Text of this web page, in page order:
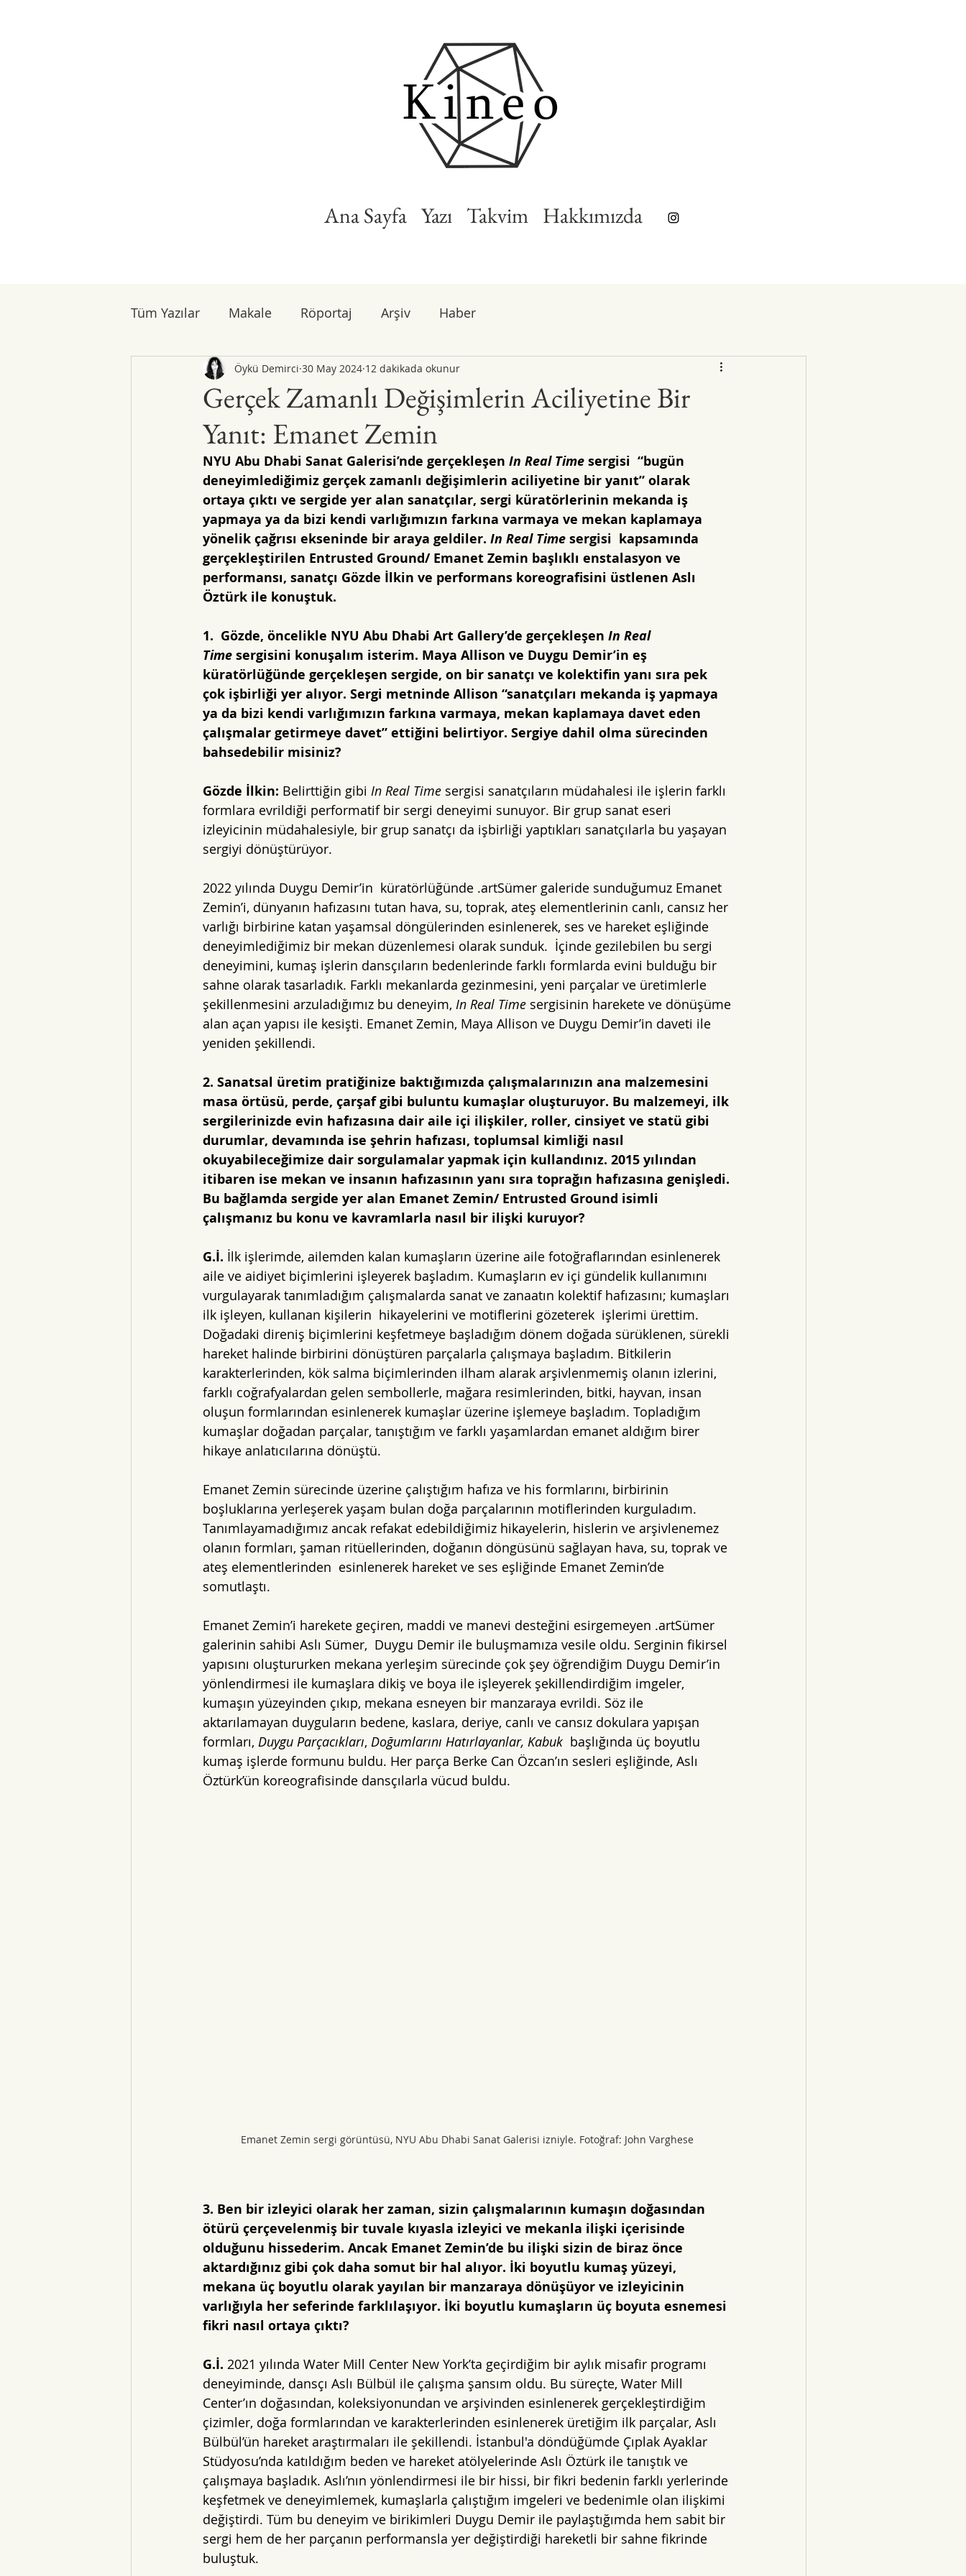
Ana Sayfa Yazı Takvim Hakkımızda
Tüm Yazılar Makale Röportaj Arşiv Haber
Gerçek Zamanlı Değişimlerin Aciliyetine Bir
Yanıt: Emanet Zemin
Öykü Demirci 30 May 2024 12 dakikada okunur
NYU Abu Dhabi Sanat Galerisi’nde gerçekleşen In Real Time sergisi  “bugün
deneyimlediğimiz gerçek zamanlı değişimlerin aciliyetine bir yanıt” olarak
ortaya çıktı ve sergide yer alan sanatçılar, sergi küratörlerinin mekanda iş
yapmaya ya da bizi kendi varlığımızın farkına varmaya ve mekan kaplamaya
yönelik çağrısı ekseninde bir araya geldiler. In Real Time sergisi  kapsamında
gerçekleştirilen Entrusted Ground/ Emanet Zemin başlıklı enstalasyon ve
performansı, sanatçı Gözde İlkin ve performans koreografisini üstlenen Aslı
Öztürk ile konuştuk.
1.  Gözde, öncelikle NYU Abu Dhabi Art Gallery’de gerçekleşen In Real
Time sergisini konuşalım isterim. Maya Allison ve Duygu Demir’in eş
küratörlüğünde gerçekleşen sergide, on bir sanatçı ve kolektifin yanı sıra pek
çok işbirliği yer alıyor. Sergi metninde Allison “sanatçıları mekanda iş yapmaya
ya da bizi kendi varlığımızın farkına varmaya, mekan kaplamaya davet eden
çalışmalar getirmeye davet” ettiğini belirtiyor. Sergiye dahil olma sürecinden
bahsedebilir misiniz?
Gözde İlkin: Belirttiğin gibi In Real Time sergisi sanatçıların müdahalesi ile işlerin farklı
formlara evrildiği performatif bir sergi deneyimi sunuyor. Bir grup sanat eseri
izleyicinin müdahalesiyle, bir grup sanatçı da işbirliği yaptıkları sanatçılarla bu yaşayan
sergiyi dönüştürüyor.
2022 yılında Duygu Demir’in  küratörlüğünde .artSümer galeride sunduğumuz Emanet
Zemin’i, dünyanın hafızasını tutan hava, su, toprak, ateş elementlerinin canlı, cansız her
varlığı birbirine katan yaşamsal döngülerinden esinlenerek, ses ve hareket eşliğinde
deneyimlediğimiz bir mekan düzenlemesi olarak sunduk.  İçinde gezilebilen bu sergi
deneyimini, kumaş işlerin dansçıların bedenlerinde farklı formlarda evini bulduğu bir
sahne olarak tasarladık. Farklı mekanlarda gezinmesini, yeni parçalar ve üretimlerle
şekillenmesini arzuladığımız bu deneyim, In Real Time sergisinin harekete ve dönüşüme
alan açan yapısı ile kesişti. Emanet Zemin, Maya Allison ve Duygu Demir’in daveti ile
yeniden şekillendi.
2. Sanatsal üretim pratiğinize baktığımızda çalışmalarınızın ana malzemesini
masa örtüsü, perde, çarşaf gibi buluntu kumaşlar oluşturuyor. Bu malzemeyi, ilk
sergilerinizde evin hafızasına dair aile içi ilişkiler, roller, cinsiyet ve statü gibi
durumlar, devamında ise şehrin hafızası, toplumsal kimliği nasıl
okuyabileceğimize dair sorgulamalar yapmak için kullandınız. 2015 yılından
itibaren ise mekan ve insanın hafızasının yanı sıra toprağın hafızasına genişledi.
Bu bağlamda sergide yer alan Emanet Zemin/ Entrusted Ground isimli
çalışmanız bu konu ve kavramlarla nasıl bir ilişki kuruyor?
G.İ. İlk işlerimde, ailemden kalan kumaşların üzerine aile fotoğraflarından esinlenerek
aile ve aidiyet biçimlerini işleyerek başladım. Kumaşların ev içi gündelik kullanımını
vurgulayarak tanımladığım çalışmalarda sanat ve zanaatın kolektif hafızasını; kumaşları
ilk işleyen, kullanan kişilerin  hikayelerini ve motiflerini gözeterek  işlerimi ürettim.
Doğadaki direniş biçimlerini keşfetmeye başladığım dönem doğada sürüklenen, sürekli
hareket halinde birbirini dönüştüren parçalarla çalışmaya başladım. Bitkilerin
karakterlerinden, kök salma biçimlerinden ilham alarak arşivlenmemiş olanın izlerini,
farklı coğrafyalardan gelen sembollerle, mağara resimlerinden, bitki, hayvan, insan
oluşun formlarından esinlenerek kumaşlar üzerine işlemeye başladım. Topladığım
kumaşlar doğadan parçalar, tanıştığım ve farklı yaşamlardan emanet aldığım birer
hikaye anlatıcılarına dönüştü.
Emanet Zemin sürecinde üzerine çalıştığım hafıza ve his formlarını, birbirinin
boşluklarına yerleşerek yaşam bulan doğa parçalarının motiflerinden kurguladım.
Tanımlayamadığımız ancak refakat edebildiğimiz hikayelerin, hislerin ve arşivlenemez
olanın formları, şaman ritüellerinden, doğanın döngüsünü sağlayan hava, su, toprak ve
ateş elementlerinden  esinlenerek hareket ve ses eşliğinde Emanet Zemin’de
somutlaştı.
Emanet Zemin’i harekete geçiren, maddi ve manevi desteğini esirgemeyen .artSümer
galerinin sahibi Aslı Sümer,  Duygu Demir ile buluşmamıza vesile oldu. Serginin fikirsel
yapısını oluştururken mekana yerleşim sürecinde çok şey öğrendiğim Duygu Demir’in
yönlendirmesi ile kumaşlara dikiş ve boya ile işleyerek şekillendirdiğim imgeler,
kumaşın yüzeyinden çıkıp, mekana esneyen bir manzaraya evrildi. Söz ile
aktarılamayan duyguların bedene, kaslara, deriye, canlı ve cansız dokulara yapışan
formları, Duygu Parçacıkları, Doğumlarını Hatırlayanlar, Kabuk başlığında üç boyutlu
kumaş işlerde formunu buldu. Her parça Berke Can Özcan’ın sesleri eşliğinde, Aslı
Öztürk’ün koreografisinde dansçılarla vücud buldu.
Emanet Zemin sergi görüntüsü, NYU Abu Dhabi Sanat Galerisi izniyle. Fotoğraf: John Varghese
3. Ben bir izleyici olarak her zaman, sizin çalışmalarının kumaşın doğasından
ötürü çerçevelenmiş bir tuvale kıyasla izleyici ve mekanla ilişki içerisinde
olduğunu hissederim. Ancak Emanet Zemin’de bu ilişki sizin de biraz önce
aktardığınız gibi çok daha somut bir hal alıyor. İki boyutlu kumaş yüzeyi,
mekana üç boyutlu olarak yayılan bir manzaraya dönüşüyor ve izleyicinin
varlığıyla her seferinde farklılaşıyor. İki boyutlu kumaşların üç boyuta esnemesi
fikri nasıl ortaya çıktı?
G.İ. 2021 yılında Water Mill Center New York’ta geçirdiğim bir aylık misafir programı
deneyiminde, dansçı Aslı Bülbül ile çalışma şansım oldu. Bu süreçte, Water Mill
Center’ın doğasından, koleksiyonundan ve arşivinden esinlenerek gerçekleştirdiğim
çizimler, doğa formlarından ve karakterlerinden esinlenerek üretiğim ilk parçalar, Aslı
Bülbül’ün hareket araştırmaları ile şekillendi. İstanbul'a döndüğümde Çıplak Ayaklar
Stüdyosu’nda katıldığım beden ve hareket atölyelerinde Aslı Öztürk ile tanıştık ve
çalışmaya başladık. Aslı’nın yönlendirmesi ile bir hissi, bir fikri bedenin farklı yerlerinde
keşfetmek ve deneyimlemek, kumaşlarla çalıştığım imgeleri ve bedenimle olan ilişkimi
değiştirdi. Tüm bu deneyim ve birikimleri Duygu Demir ile paylaştığımda hem sabit bir
sergi hem de her parçanın performansla yer değiştirdiği hareketli bir sahne fikrinde
buluştuk.